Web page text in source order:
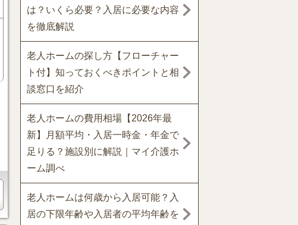
は？いくら必要？入居に必要な内容
を徹底解説
老人ホームの探し方【フローチャー
ト付】知っておくべきポイントと相
談窓口を紹介
老人ホームの費用相場【2026年最
新】月額平均・入居一時金・年金で
足りる？施設別に解説｜マイ介護ホ
ーム調べ
老人ホームは何歳から入居可能？入
居の下限年齢や入居者の平均年齢を